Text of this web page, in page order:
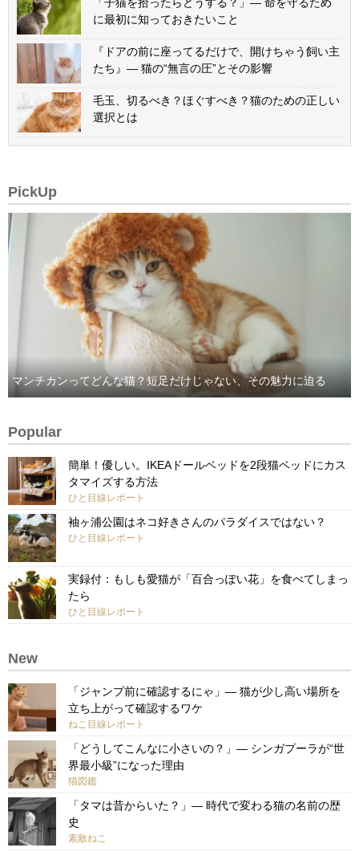
「子猫を拾ったらどうする？」— 命を守るため
に最初に知っておきたいこと
『ドアの前に座ってるだけで、開けちゃう飼い主
たち』— 猫の“無言の圧”とその影響
毛玉、切るべき？ほぐすべき？猫のための正しい
選択とは
PickUp
マンチカンってどんな猫？短足だけじゃない、その魅力に迫る
Popular
簡単！優しい。IKEAドールベッドを2段猫ベッドにカス
タマイズする方法
ひと目線レポート
袖ヶ浦公園はネコ好きさんのパラダイスではない？
ひと目線レポート
実録付：もしも愛猫が「百合っぽい花」を食べてしまっ
たら
ひと目線レポート
New
「ジャンプ前に確認するにゃ」— 猫が少し高い場所を
立ち上がって確認するワケ
ねこ目線レポート
「どうしてこんなに小さいの？」— シンガプーラが“世
界最小級”になった理由
猫図鑑
「タマは昔からいた？」— 時代で変わる猫の名前の歴
史
素敵ねこ